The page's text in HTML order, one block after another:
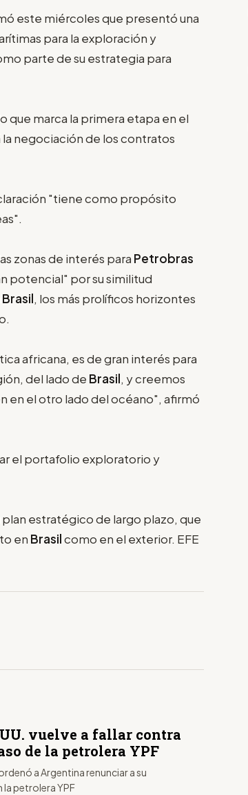
este miércoles que presentó una
para la exploración y
parte de su estrategia para
que marca la primera etapa en el
la negociación de los contratos
"tiene como propósito
zonas de interés para Petrobras
potencial" por su similitud
Brasil, los más prolíficos horizontes
africana, es de gran interés para
del lado de Brasil, y creemos
en el otro lado del océano", afirmó
el portafolio exploratorio y
plan estratégico de largo plazo, que
en Brasilcomo en el exterior. EFE
vuelve a fallar contra
de la petrolera YPF
a Argentina renunciar a su
la petrolera YPF